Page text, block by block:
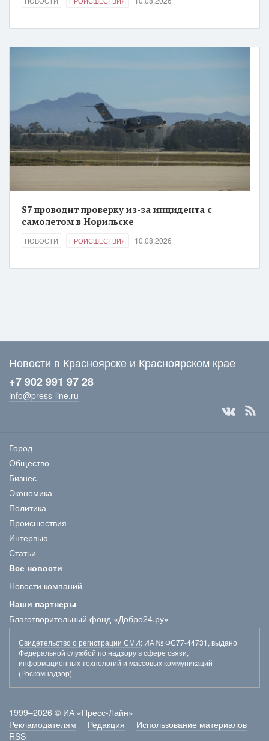
S7 проводит проверку из-за инцидента с
самолетом в Норильске
НОВОСТИ ПРОИСШЕСТВИЯ 10.08.2026
Новости в Красноярске и Красноярском крае
+7 902 991 97 28
info@press-line.ru
Город
Общество
Бизнес
Экономика
Политика
Происшествия
Интервью
Статьи
Все новости
Новости компаний
Наши партнеры
Благотворительный фонд «Добро24.ру»
Свидетельство о регистрации СМИ: ИА № ФС77-44731, выдано
Федеральной службой по надзору в сфере связи,
информационных технологий и массовых коммуникаций
(Роскомнадзор).
1999–2026 © ИА «Пресс-Лайн»
Рекламодателям
Редакция
Использование материалов
RSS